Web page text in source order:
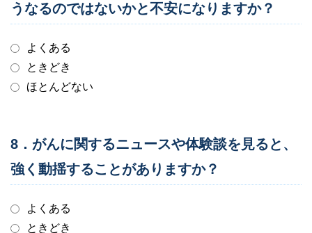
うなるのではないかと不安になりますか？
よくある
ときどき
ほとんどない
8．がんに関するニュースや体験談を見ると、
強く動揺することがありますか？
よくある
ときどき